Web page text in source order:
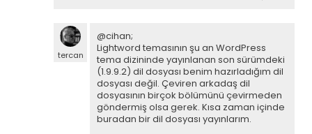
tercan
@cihan;
Lightword temasının şu an WordPress
tema dizininde yayınlanan son sürümdeki
(1.9.9.2) dil dosyası benim hazırladığım dil
dosyası değil. Çeviren arkadaş dil
dosyasının birçok bölümünü çevirmeden
göndermiş olsa gerek. Kısa zaman içinde
buradan bir dil dosyası yayınlarım.